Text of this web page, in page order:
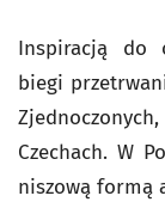
Inspiracją do
biegi
Czechach. W
niszową formą